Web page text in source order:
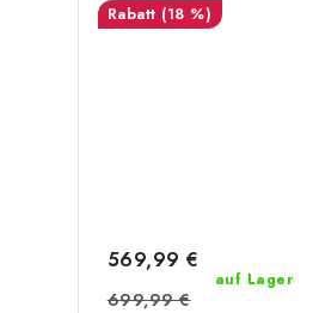
(18 %)
auf Lager
569,99 €
699,99 €